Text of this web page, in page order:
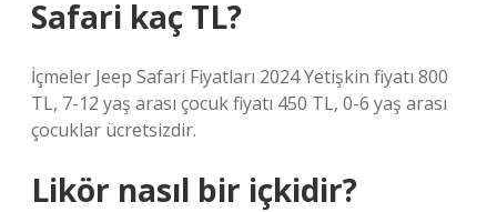
Safari kaç TL?
İçmeler Jeep Safari Fiyatları 2024 Yetişkin fiyatı 800
TL, 7-12 yaş arası çocuk fiyatı 450 TL, 0-6 yaş arası
çocuklar ücretsizdir.
Likör nasıl bir içkidir?